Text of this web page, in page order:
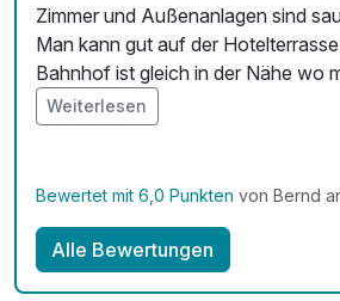
Zimmer und Außenanlagen sind
Man kann gut auf der
Bahnhof ist gleich in der Nähe wo
Potsdam ist. Vom Griebnitzsee und
kann man schöne Schifffahrten
Weiterlesen
Bewertet mit 6,0 Punkten von Bernd
Alle Bewertungen